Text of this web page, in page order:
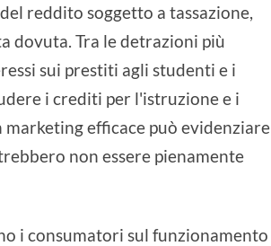
reddito soggetto a tassazione,
dovuta. Tra le detrazioni più
sui prestiti agli studenti e i
i crediti per l'istruzione e i
efficace può evidenziare
non essere pienamente
i consumatori sul funzionamento